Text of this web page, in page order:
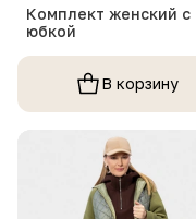
Комплект женский с
юбкой
В корзину